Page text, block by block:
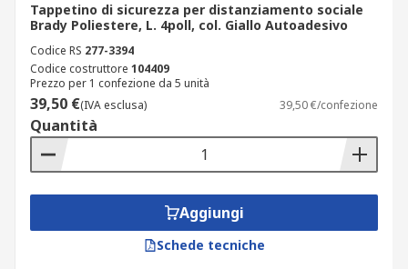
Tappetino di sicurezza per distanziamento sociale
Brady Poliestere, L. 4poll, col. Giallo Autoadesivo
Codice RS 277-3394
Codice costruttore 104409
Prezzo per 1 confezione da 5 unità
39,50 €(IVA esclusa) 39,50 €/confezione
Quantità
Aggiungi
Schede tecniche